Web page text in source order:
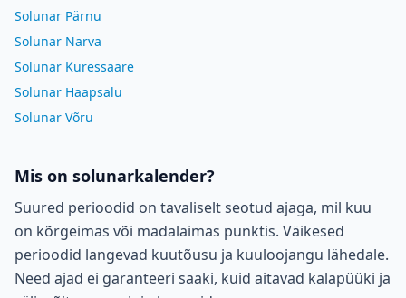
Solunar Pärnu
Solunar Narva
Solunar Kuressaare
Solunar Haapsalu
Solunar Võru
Mis on solunarkalender?
Suured perioodid on tavaliselt seotud ajaga, mil kuu
on kõrgeimas või madalaimas punktis. Väikesed
perioodid langevad kuutõusu ja kuuloojangu lähedale.
Need ajad ei garanteeri saaki, kuid aitavad kalapüüki ja